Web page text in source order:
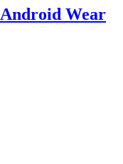
Wear